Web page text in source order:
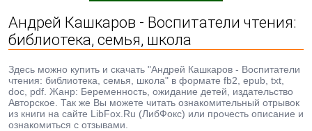
Андрей Кашкаров - Воспитатели чтения:
библиотека, семья, школа
Здесь можно купить и скачать "Андрей Кашкаров - Воспитатели
чтения: библиотека, семья, школа" в формате fb2, epub, txt,
doc, pdf. Жанр: Беременность, ожидание детей, издательство
Авторское. Так же Вы можете читать ознакомительный отрывок
из книги на сайте LibFox.Ru (ЛибФокс) или прочесть описание и
ознакомиться с отзывами.